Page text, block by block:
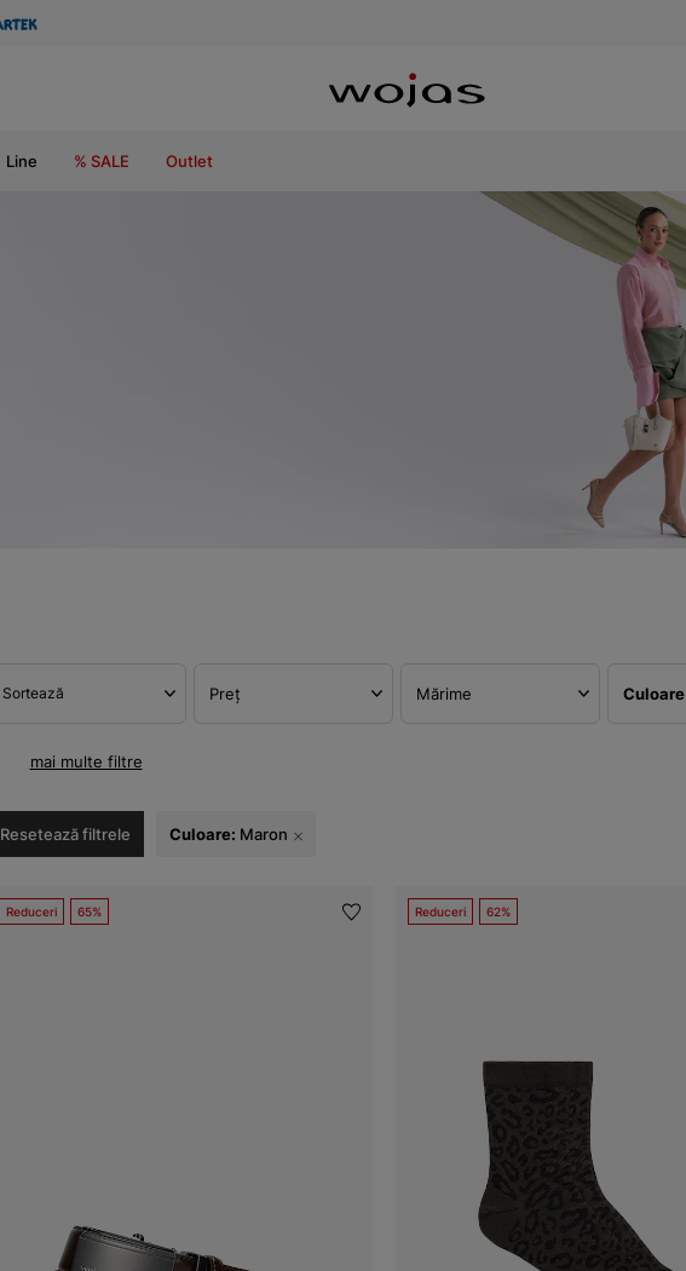
Line % SALE Outlet
Sortează Preț Mărime Culoare
mai multe filtre
Resetează filtrele Culoare: Maron
Reduceri 65% Reduceri 62%